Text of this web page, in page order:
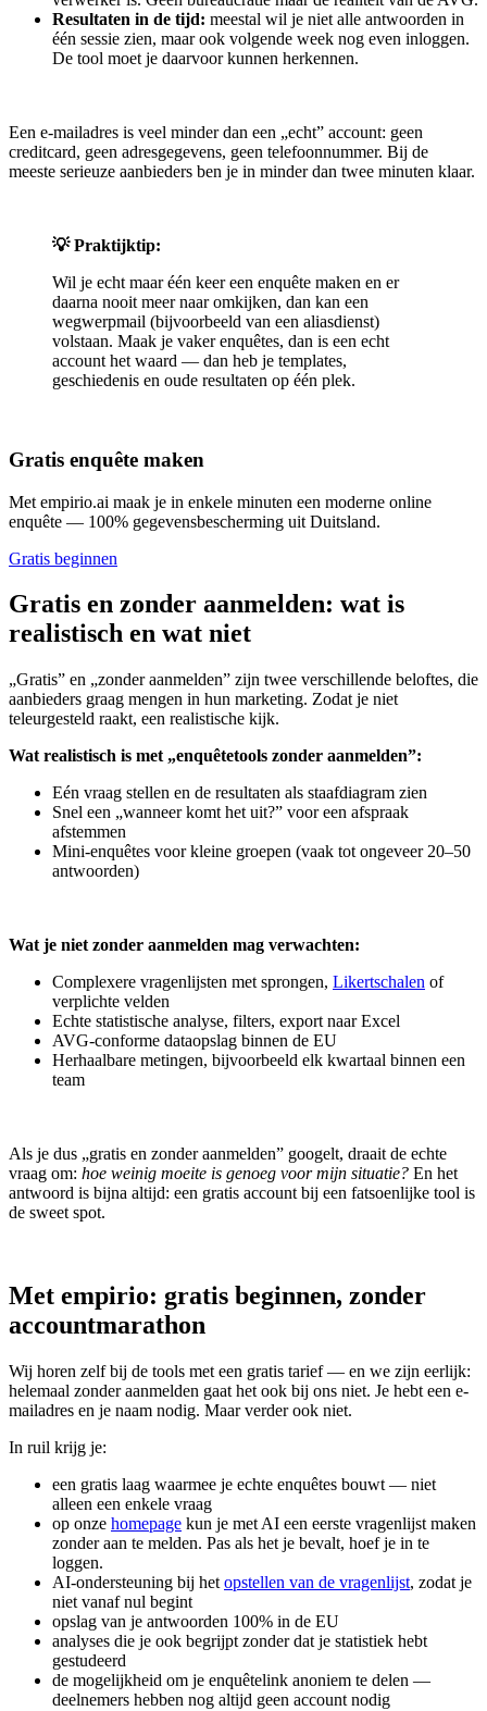
Resultaten in de tijd: meestal wil je niet alle antwoorden in
één sessie zien, maar ook volgende week nog even inloggen.
De tool moet je daarvoor kunnen herkennen.
Een e-mailadres is veel minder dan een „echt” account: geen
creditcard, geen adresgegevens, geen telefoonnummer. Bij de
meeste serieuze aanbieders ben je in minder dan twee minuten klaar.
💡 Praktijktip:
Wil je echt maar één keer een enquête maken en er
daarna nooit meer naar omkijken, dan kan een
wegwerpmail (bijvoorbeeld van een aliasdienst)
volstaan. Maak je vaker enquêtes, dan is een echt
account het waard — dan heb je templates,
geschiedenis en oude resultaten op één plek.
Gratis enquête maken
Met empirio.ai maak je in enkele minuten een moderne online
enquête — 100% gegevensbescherming uit Duitsland.
Gratis beginnen
Gratis en zonder aanmelden: wat is
realistisch en wat niet
„Gratis” en „zonder aanmelden” zijn twee verschillende beloftes, die
aanbieders graag mengen in hun marketing. Zodat je niet
teleurgesteld raakt, een realistische kijk.
Wat realistisch is met „enquêtetools zonder aanmelden”:
Eén vraag stellen en de resultaten als staafdiagram zien
Snel een „wanneer komt het uit?” voor een afspraak
afstemmen
Mini-enquêtes voor kleine groepen (vaak tot ongeveer 20–50
antwoorden)
Wat je niet zonder aanmelden mag verwachten:
Complexere vragenlijsten met sprongen, Likertschalen of
verplichte velden
Echte statistische analyse, filters, export naar Excel
AVG-conforme dataopslag binnen de EU
Herhaalbare metingen, bijvoorbeeld elk kwartaal binnen een
team
Als je dus „gratis en zonder aanmelden” googelt, draait de echte
vraag om: hoe weinig moeite is genoeg voor mijn situatie? En het
antwoord is bijna altijd: een gratis account bij een fatsoenlijke tool is
de sweet spot.
Met empirio: gratis beginnen, zonder
accountmarathon
Wij horen zelf bij de tools met een gratis tarief — en we zijn eerlijk:
helemaal zonder aanmelden gaat het ook bij ons niet. Je hebt een e-
mailadres en je naam nodig. Maar verder ook niet.
In ruil krijg je:
een gratis laag waarmee je echte enquêtes bouwt — niet
alleen een enkele vraag
op onze homepage kun je met AI een eerste vragenlijst maken
zonder aan te melden. Pas als het je bevalt, hoef je in te
loggen.
AI-ondersteuning bij het opstellen van de vragenlijst, zodat je
niet vanaf nul begint
opslag van je antwoorden 100% in de EU
analyses die je ook begrijpt zonder dat je statistiek hebt
gestudeerd
de mogelijkheid om je enquêtelink anoniem te delen —
deelnemers hebben nog altijd geen account nodig